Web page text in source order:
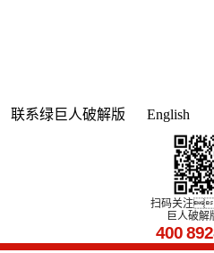
联系绿巨人破解版 English
扫码关注
巨人破解
400